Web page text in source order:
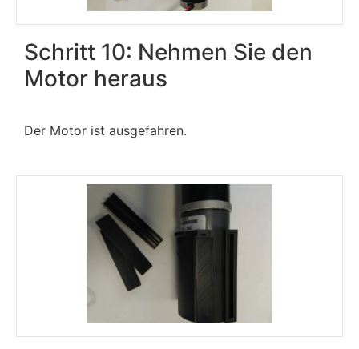
Schritt 10: Nehmen Sie den
Motor heraus
Der Motor ist ausgefahren.